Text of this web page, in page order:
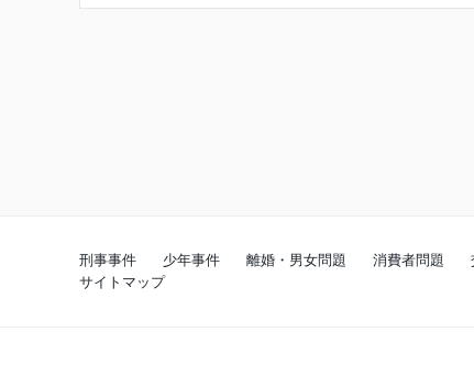
刑事事件 少年事件 離婚・男女問題 消費者問題
サイトマップ